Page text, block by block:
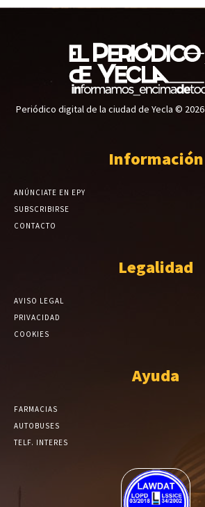
Periódico digital de la ciudad de Yecla © 2026
Información
ANÚNCIATE EN EPY
SUBSCRIBIRSE
CONTACTO
Legalidad
AVISO LEGAL
PRIVACIDAD
COOKIES
Ayuda
FARMACIAS
AUTOBUSES
TELF. INTERES